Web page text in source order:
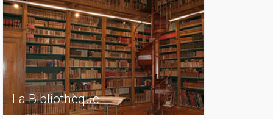
La Bibliothèque